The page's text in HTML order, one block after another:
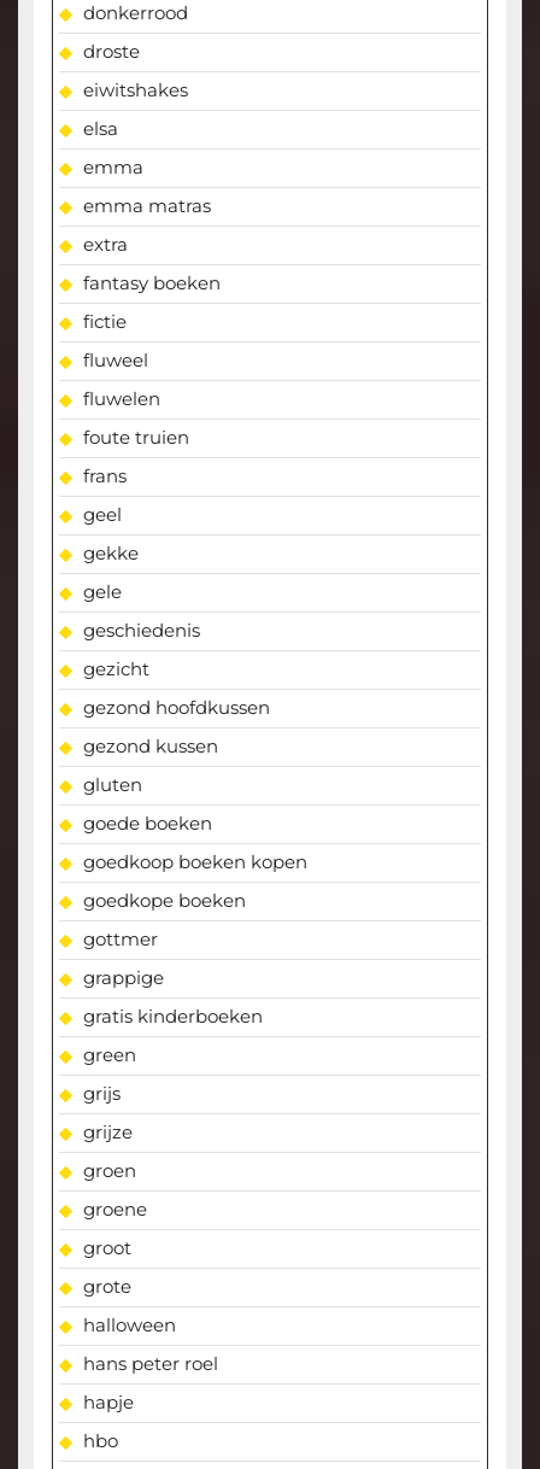
donkerrood
droste
eiwitshakes
elsa
emma
emma matras
extra
fantasy boeken
fictie
fluweel
fluwelen
foute truien
frans
geel
gekke
gele
geschiedenis
gezicht
gezond hoofdkussen
gezond kussen
gluten
goede boeken
goedkoop boeken kopen
goedkope boeken
gottmer
grappige
gratis kinderboeken
green
grijs
grijze
groen
groene
groot
grote
halloween
hans peter roel
hapje
hbo